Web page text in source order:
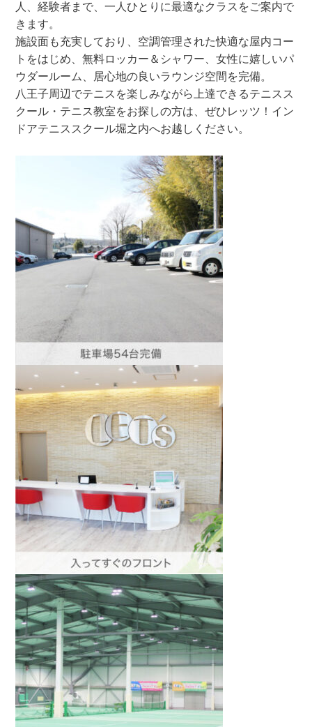
人、経験者まで、一人ひとりに最適なクラスをご案内で
きます。
施設面も充実しており、空調管理された快適な屋内コー
トをはじめ、無料ロッカー＆シャワー、女性に嬉しいパ
ウダールーム、居心地の良いラウンジ空間を完備。
八王子周辺でテニスを楽しみながら上達できるテニスス
クール・テニス教室をお探しの方は、ぜひレッツ！イン
ドアテニススクール堀之内へお越しください。